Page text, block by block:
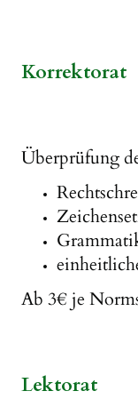
Korrektorat
Überprüfung
Ab 3€ je
Lektorat